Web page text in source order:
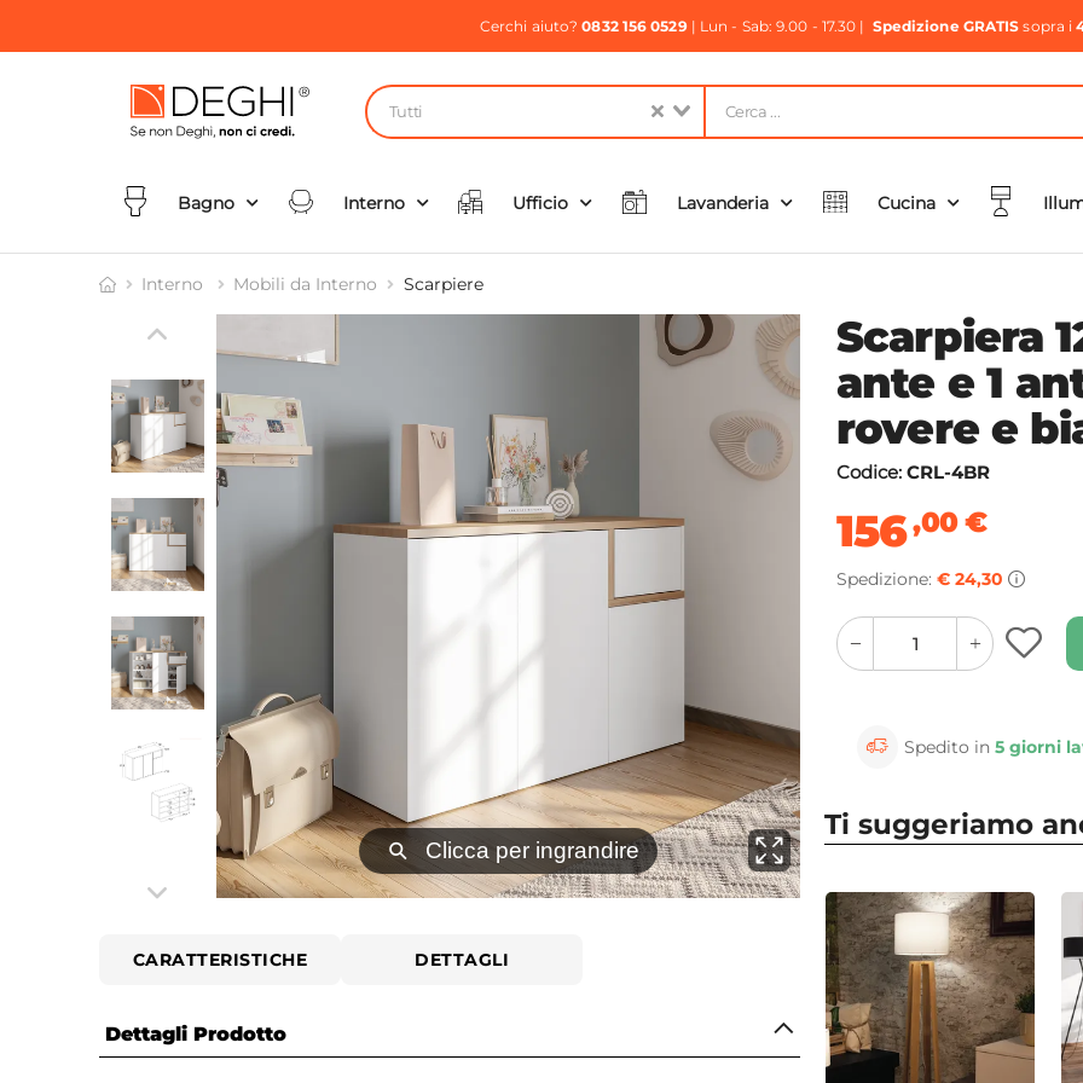
Cerchi aiuto?0832 156 0529| Lun - Sab: 9.00 - 17.30 | Spedizione GRATIS sopra i
Tutti
Bagno Interno Ufficio Lavanderia Cucina
Interno Mobili da Interno Scarpiere
⚲ Clicca per ingrandire ⚲ Clicca
CARATTERISTICHE DETTAGLI
Dettagli Prodotto
Scarpiera
ante e 1
rovere e
Codice: CRL-4BR
156,00€
Spedizione: € 24,30
quantity
button
quantity
minus
button
Spedito in5 giorni
Ti suggeriamo